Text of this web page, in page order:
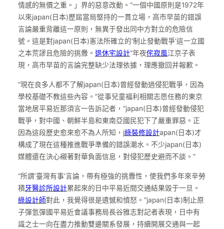
情感的無價之重。」界的惡意改動。“一個中國原則是1972年
以來japan(日本)歷屆當局堅持的一貫立場，高市早苗的錯誤
言論嚴重背離這一原則，無異于發出同中方對立的危險信
號。這是對japan(日本)憲法所確立的‘制止發動戰爭’這一立國
之本荒謬且危險的挑釁。 退休宅設計”年夜侘寂風江京子表
現，高市早苗的言論完整缺少法理依據，理應撤回并報歉。
“現在良多人都不了解japan(日本)曾經發動過侵犯戰爭，因為
學校基礎不教這些內容。”從事兒童福利相關志愿任務的東京
當地居平易近那須言一告訴記者，“japan(日本)曾經發動侵犯
戰爭，對中國、朝鮮半島和東南亞國民犯下了嚴重罪惡。正
因為這段歷史愈來愈不為人所知，j綠裝修設計apan(日本)才
構成了現在這種推進戰爭準備的錯誤潮水。不少japan(日本)
媒體還在決心襯著對華負面信息，對侵犯歷史避而不談。”
“所謂‘臺灣有事’言論，帶有極強的挑釁性，使我們多年來辛勞
積牙醫診所設計累起來的日中平易近間交通結果毀于一旦。
綠設計師對此，我覺得很是遺憾和憤怒。”japan(日本)制止原
子彈氫彈國平易近會議事務局長谷雅志對記者表現，日中有
識之士一向在盡力推動雙邊關系發展，持續開展交通與一起